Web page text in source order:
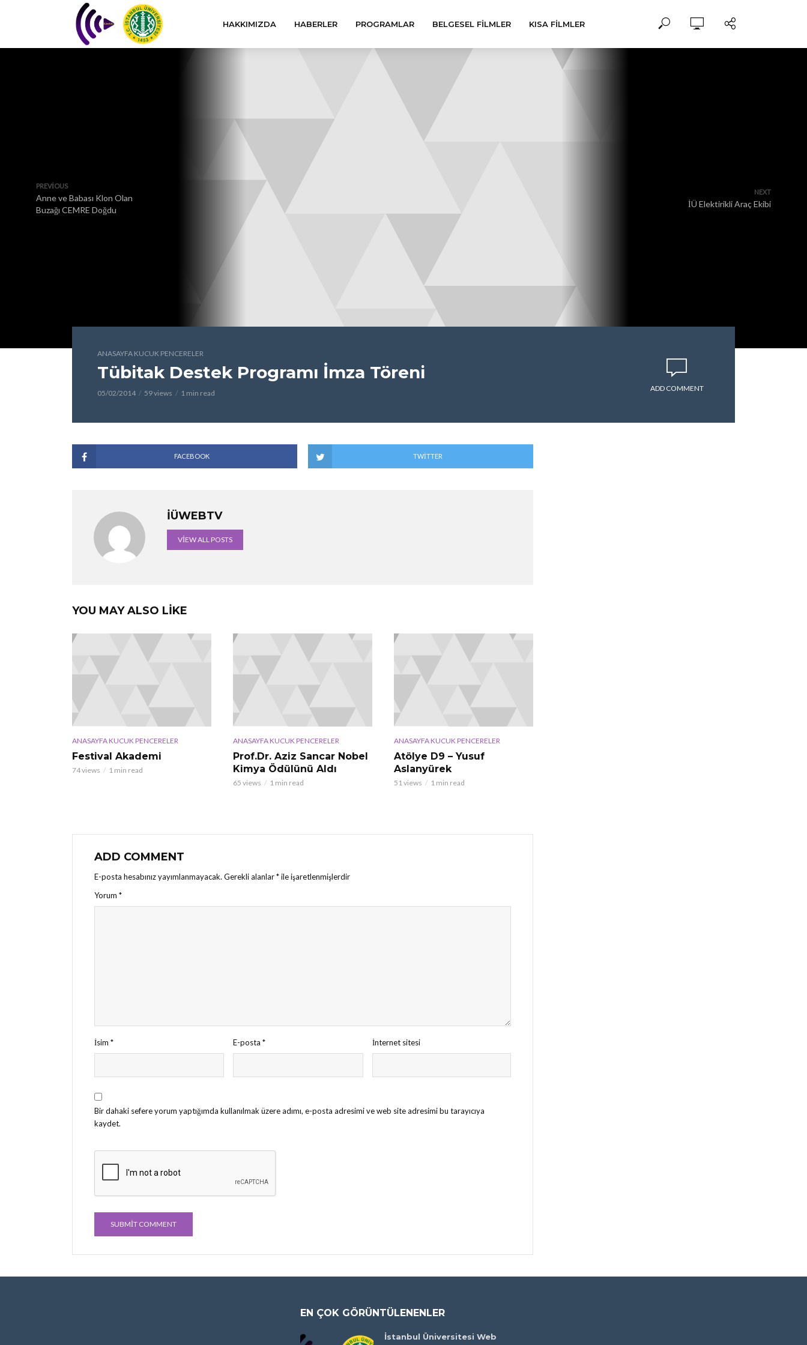
HAKKIMIZDA HABERLER PROGRAMLAR BELGESEL FILMLER KISA FILMLER
PREVIOUS
Anne ve Babası Klon Olan
Buzağı CEMRE Doğdu
NEXT
İÜ Elektirikli Araç Ekibi
ANASAYFA KUCUK PENCERELER
Tübitak Destek Programı İmza Töreni
05/02/2014 59 views 1 min read
ADD COMMENT
FACEBOOK TWITTER
İÜWEBTV
VIEW ALL POSTS
YOU MAY ALSO LIKE
ANASAYFA KUCUK PENCERELER
Festival Akademi
74 views 1 min read
ANASAYFA KUCUK PENCERELER
Prof.Dr. Aziz Sancar Nobel
Kimya Ödülünü Aldı
65 views 1 min read
ANASAYFA KUCUK PENCERELER
Atölye D9 – Yusuf
Aslanyürek
51 views 1 min read
ADD COMMENT
E-posta hesabınız yayımlanmayacak. Gerekli alanlar*ile işaretlenmişlerdir
Yorum *
İsim * E-posta* İnternet sitesi
Bir dahaki sefere yorum yaptığımda kullanılmak üzere adımı, e-posta adresimi ve web site adresimi bu tarayıcıya
kaydet.
EN ÇOK GÖRÜNTÜLENENLER
İstanbul Üniversitesi Web